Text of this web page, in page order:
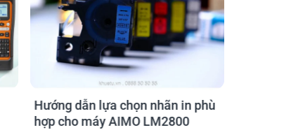
Hướng dẫn lựa chọn nhãn in phù
hợp cho máy AIMO LM2800